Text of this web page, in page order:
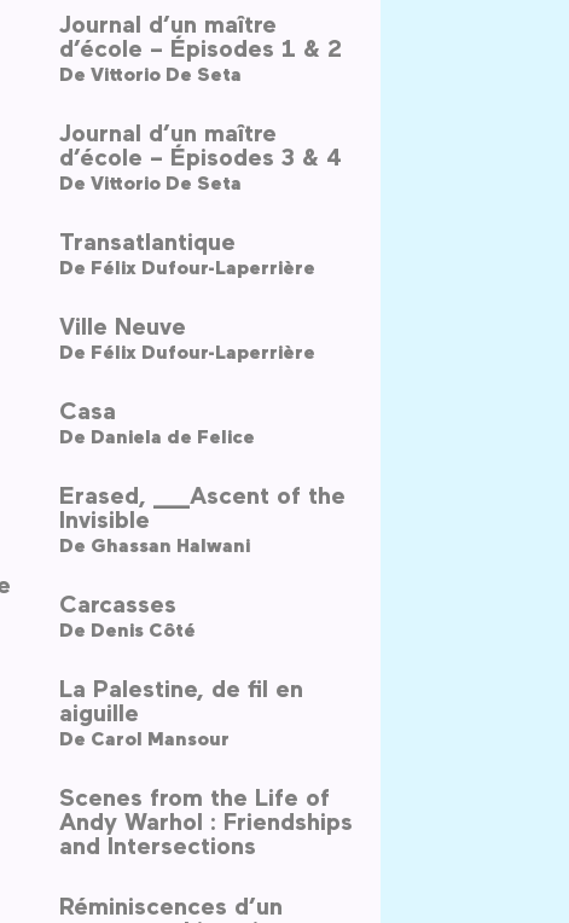
Journal d’un maître
d’école – Épisodes 1 & 2
De Vittorio De Seta
Journal d’un maître
d’école – Épisodes 3 & 4
De Vittorio De Seta
Transatlantique
De Félix Dufour-Laperrière
Ville Neuve
De Félix Dufour-Laperrière
Casa
De Daniela de Felice
Erased, ___Ascent of the
Invisible
De Ghassan Halwani
Carcasses
De Denis Côté
La Palestine, de fil en
aiguille
De Carol Mansour
Scenes from the Life of
Andy Warhol : Friendships
and Intersections
Réminiscences d’un